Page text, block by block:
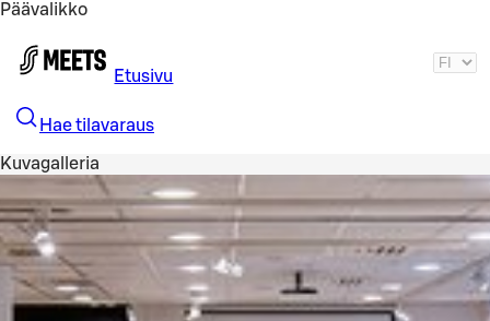
Päävalikko
Etusivu
Hae tilavaraus
Kuvagalleria